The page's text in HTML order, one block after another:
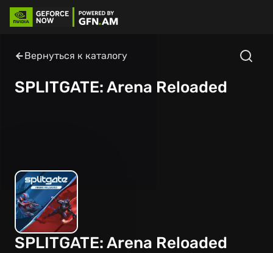
Вернуться к каталогу
SPLITGATE: Arena Reloaded
SPLITGATE: Arena Reloaded